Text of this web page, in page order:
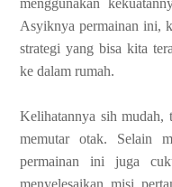
Asyiknya permainan ini,
strategi yang bisa kita
ke dalam rumah.
Kelihatannya sih mudah,
memutar otak. Selain
permainan ini juga
menyelesaikan misi